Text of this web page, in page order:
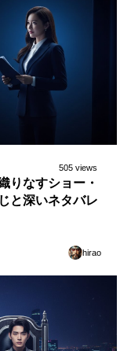
505 views
りなすショー・
と深いネタバレ
hirao